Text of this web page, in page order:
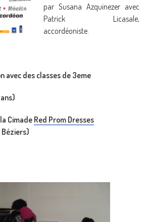
par Susana Azquinezer avec
Patrick Licasale,
accordéoniste.
avec des classes de 3eme
Cimade Red Prom Dresses
Béziers)